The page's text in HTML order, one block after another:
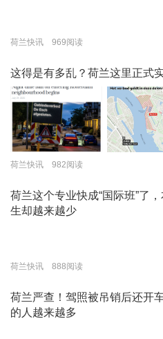
荷兰快讯 969阅读
这得是有多乱？荷兰这里正式
荷兰快讯 982阅读
荷兰这个专业快成“国际班”了
生却越来越少
荷兰快讯 888阅读
荷兰严查！驾照被吊销后还开
的人越来越多